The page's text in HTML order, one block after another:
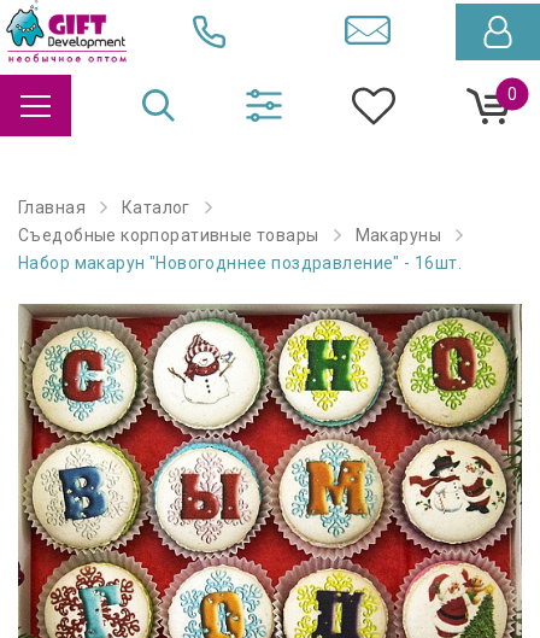
0
Главная
Каталог
Съедобные корпоративные товары
Макаруны
Набор макарун "Новогодннее поздравление" - 16шт.